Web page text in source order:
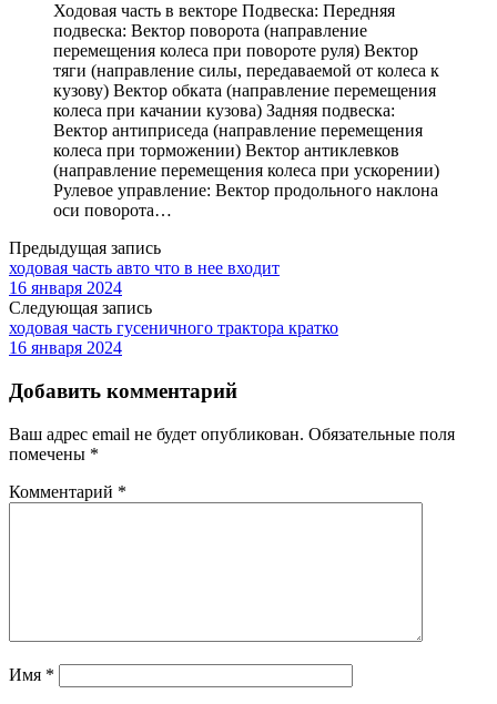
Ходовая часть в векторе Подвеска: Передняя
подвеска: Вектор поворота (направление
перемещения колеса при повороте руля) Вектор
тяги (направление силы, передаваемой от колеса к
кузову) Вектор обката (направление перемещения
колеса при качании кузова) Задняя подвеска:
Вектор антиприседа (направление перемещения
колеса при торможении) Вектор антиклевков
(направление перемещения колеса при ускорении)
Рулевое управление: Вектор продольного наклона
оси поворота…
Предыдущая запись
ходовая часть авто что в нее входит
16 января 2024
Следующая запись
ходовая часть гусеничного трактора кратко
16 января 2024
Добавить комментарий
Ваш адрес email не будет опубликован. Обязательные поля
помечены *
Комментарий *
Имя *